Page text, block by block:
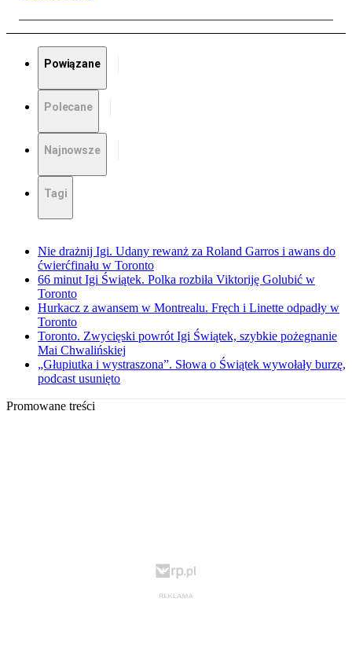
Powiązane
Polecane
Najnowsze
Tagi
Nie drażnij Igi. Udany rewanż za Roland Garros i awans do
ćwierćfinału w Toronto
66 minut Igi Świątek. Polka rozbiła Viktoriję Golubić w
Toronto
Hurkacz z awansem w Montrealu. Fręch i Linette odpadły w
Toronto
Toronto. Zwycięski powrót Igi Świątek, szybkie pożegnanie
Mai Chwalińskiej
„Głupiutka i wystraszona”. Słowa o Świątek wywołały burzę,
podcast usunięto
Promowane treści